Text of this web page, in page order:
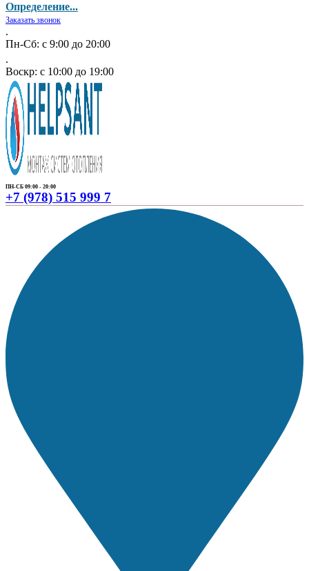
Определение...
Заказать звонок
.
Пн-Сб: с 9:00 до 20:00
.
Воскр: с 10:00 до 19:00
ПН-СБ 09:00 - 20:00
+7 (978) 515 999 7